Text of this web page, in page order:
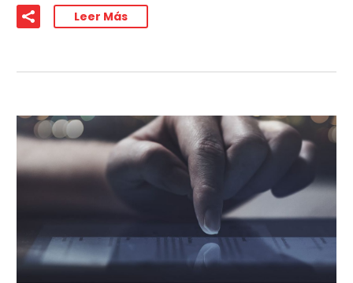
Leer Más